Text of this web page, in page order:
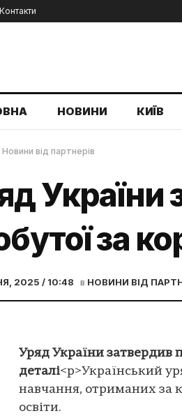
Контакти
НОВИНИ КИЇВ
Новини від партнерів
України
за
2025 / 10:48 в НОВИНИ ВІД
Уряд України затвердив
деталі<p>Український
навчання, отриманих за
освіти.